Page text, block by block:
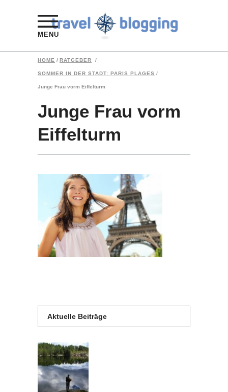
MENU
HOME / RATGEBER /
SOMMER IN DER STADT: PARIS PLAGES /
Junge Frau vorm Eiffelturm
Junge Frau vorm
Eiffelturm
Aktuelle Beiträge